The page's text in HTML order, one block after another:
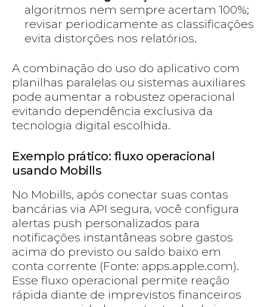
algoritmos nem sempre acertam 100%;
revisar periodicamente as classificações
evita distorções nos relatórios.
A combinação do uso do aplicativo com
planilhas paralelas ou sistemas auxiliares
pode aumentar a robustez operacional
evitando dependência exclusiva da
tecnologia digital escolhida.
Exemplo prático: fluxo operacional
usando Mobills
No Mobills, após conectar suas contas
bancárias via API segura, você configura
alertas push personalizados para
notificações instantâneas sobre gastos
acima do previsto ou saldo baixo em
conta corrente (Fonte: apps.apple.com).
Esse fluxo operacional permite reação
rápida diante de imprevistos financeiros